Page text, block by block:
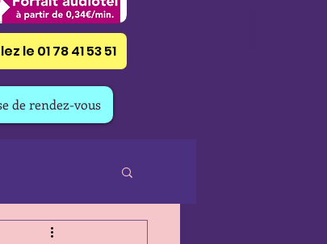
le 01 78 41 53 51
de rendez-vous